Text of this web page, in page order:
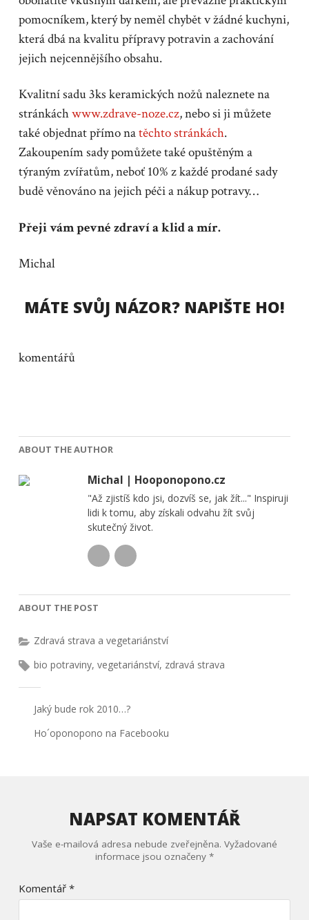
pomocníkem, který by neměl chybět v žádné kuchyni,
která dbá na kvalitu přípravy potravin a zachování
jejich nejcennějšího obsahu.
Kvalitní sadu 3ks keramických nožů naleznete na
stránkáchwww.zdrave-noze.cz, nebo si ji můžete
také objednat přímo natěchto stránkách.
Zakoupením sady pomůžete také opuštěným a
týraným zvířatům, neboť 10% z každé prodané sady
budě věnováno na jejich péči a nákup potravy…
Přeji vám pevné zdraví a klid a mír.
Michal
MÁTE SVŮJ NÁZOR? NAPIŠTE HO!
komentářů
ABOUT THE AUTHOR
Michal | Hooponopono.cz
"Až zjistíš kdo jsi, dozvíš se, jak žít..." Inspiruji
lidi k tomu, aby získali odvahu žít svůj
skutečný život.
ABOUT THE POST
Zdravá strava a vegetariánství
bio potraviny, vegetariánství, zdravá strava
Jaký bude rok 2010…?
Ho´oponopono na Facebooku
NAPSAT KOMENTÁŘ
Vaše e-mailová adresa nebude zveřejněna. Vyžadované
informace jsou označeny *
Komentář *